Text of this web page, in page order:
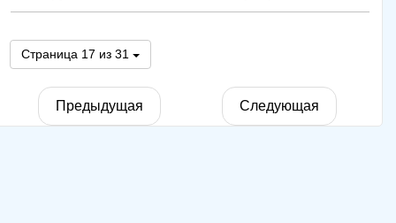
Страница 17 из 31
Предыдущая Следующая